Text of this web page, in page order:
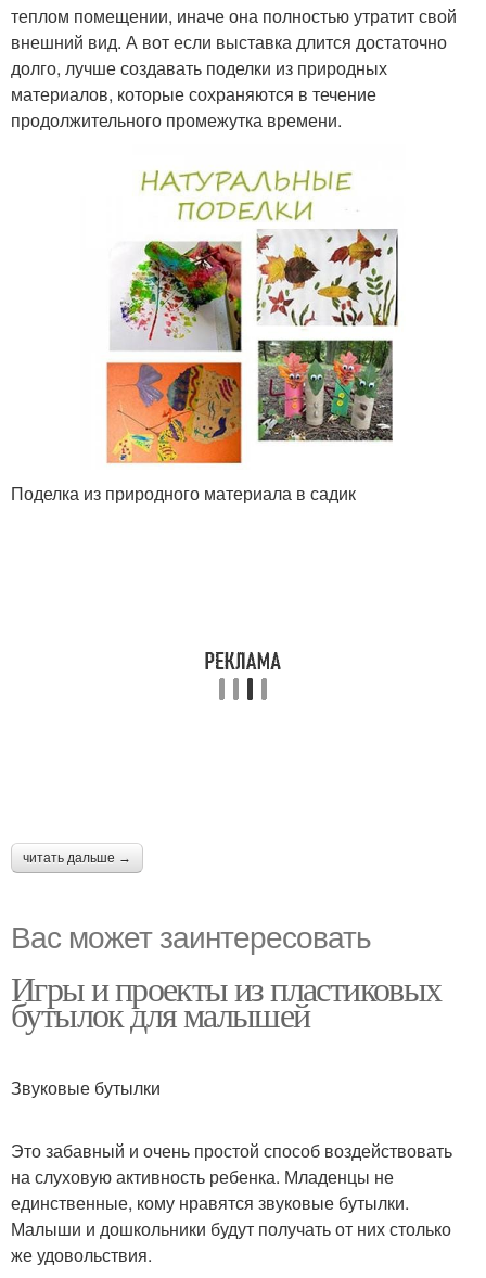
Осенние поделки Весенние поделки
Поделки на весеннюю
теплом помещении, иначе она полностью утратит свой
внешний вид. А вот если выставка длится достаточно
долго, лучше создавать поделки из природных
материалов, которые сохраняются в течение
продолжительного промежутка времени.
Поделка из природного материала в садик
читать дальше →
Вас может заинтересовать
Игры и проекты из пластиковых
бутылок для малышей
Звуковые бутылки
Это забавный и очень простой способ воздействовать
на слуховую активность ребенка. Младенцы не
единственные, кому нравятся звуковые бутылки.
Малыши и дошкольники будут получать от них столько
же удовольствия.